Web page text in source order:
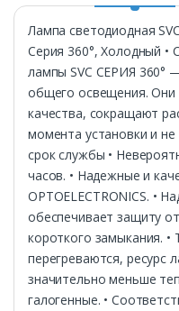
Лампа светодиодная
Серия 360°, Холодный •
лампы SVC СЕРИЯ 360°
общего освещения. Они
качества, сокращают
момента установки и
срок службы •
часов. • Надежные и
OPTOELECTRONICS. •
обеспечивает защиту
короткого замыкания.
перегреваются, ресурс
значительно меньше
галогенные. •